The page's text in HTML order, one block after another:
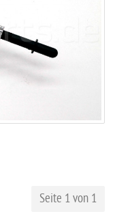
Seite 1 von 1